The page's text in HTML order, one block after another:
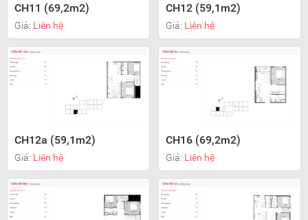
CH11 (69,2m2)
Giá: Liên hệ
CH12 (59,1m2)
Giá: Liên hệ
CH12a (59,1m2)
Giá: Liên hệ
CH16 (69,2m2)
Giá: Liên hệ